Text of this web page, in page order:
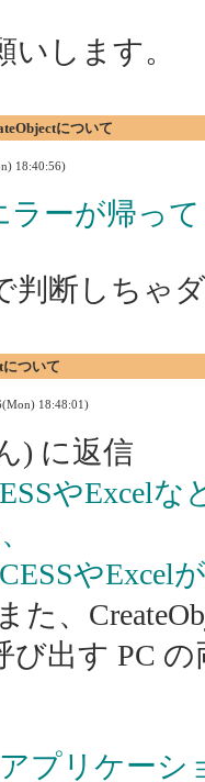
いします。
について
18:40:56)
ラーが帰っ
判断しちゃ
について
18:48:01)
) に返信
やExcel
や
た、
び出す PC
プリケー